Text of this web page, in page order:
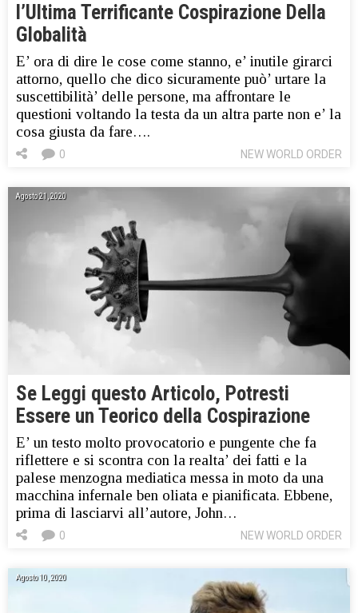
l’Ultima Terrificante Cospirazione Della
Globalità
E’ ora di dire le cose come stanno, e’ inutile girarci
attorno, quello che dico sicuramente può’ urtare la
suscettibilità’ delle persone, ma affrontare le
questioni voltando la testa da un altra parte non e’ la
cosa giusta da fare….
NEW WORLD ORDER
0
Agosto 21, 2020
Se Leggi questo Articolo, Potresti
Essere un Teorico della Cospirazione
E’ un testo molto provocatorio e pungente che fa
riflettere e si scontra con la realta’ dei fatti e la
palese menzogna mediatica messa in moto da una
macchina infernale ben oliata e pianificata. Ebbene,
prima di lasciarvi all’autore, John…
NEW WORLD ORDER
0
Agosto 10, 2020